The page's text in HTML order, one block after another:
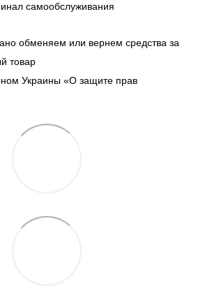
самообслуживания
обменяем или вернем средства за
товар
Украины «О защите прав